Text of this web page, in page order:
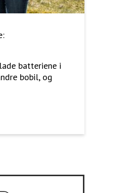
batteriene i
bobil, og